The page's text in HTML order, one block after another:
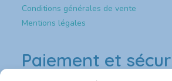
Conditions générales de vente
Mentions légales
Paiement et